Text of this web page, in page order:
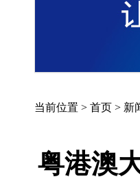
当前位置 > 首页 > 新
粤港澳